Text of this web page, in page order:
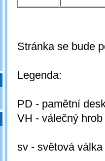
Stránka se bude
Legenda:
PD - pamětní
VH - válečný hrob
sv - světová válka